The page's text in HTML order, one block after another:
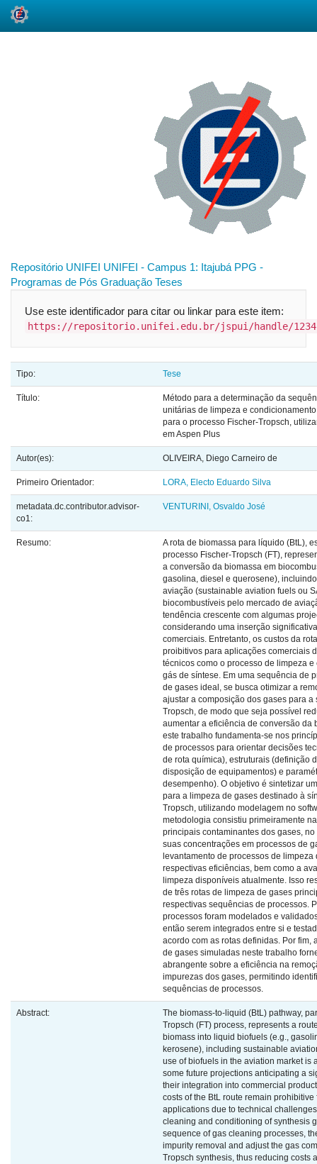
Repositório UNIFEI UNIFEI - Campus 1: Itajubá PPG -
Programas de Pós Graduação Teses
Use este identificador para citar ou linkar para este item:
https://repositorio.unifei.edu.br/jspui/handle/
Tipo: Tese
Título:
Método para a determinação da
unitárias de limpeza e
para o processo Fischer-Tropsch,
em Aspen Plus
Autor(es): OLIVEIRA, Diego Carneiro de
Primeiro Orientador: LORA, Electo Eduardo Silva
metadata.dc.contributor.advisor-
co1:
VENTURINI, Osvaldo José
Resumo:
A rota de biomassa para líquido (BtL),
processo Fischer-Tropsch (FT),
a conversão da biomassa em
gasolina, diesel e querosene),
aviação (sustainable aviation fuels ou
biocombustíveis pelo mercado de
tendência crescente com algumas
considerando uma inserção
comerciais. Entretanto, os custos da
proibitivos para aplicações comerciais
técnicos como o processo de limpeza
gás de síntese. Em uma sequência de
de gases ideal, se busca otimizar a
ajustar a composição dos gases para a
Tropsch, de modo que seja possível
aumentar a eficiência de conversão da
este trabalho fundamenta-se nos
de processos para orientar decisões
de rota química), estruturais (definição
disposição de equipamentos) e
desempenho). O objetivo é sintetizar
para a limpeza de gases destinado à
Tropsch, utilizando modelagem no
metodologia consistiu primeiramente
principais contaminantes dos gases,
suas concentrações em processos de
levantamento de processos de limpeza
respectivas eficiências, bem como a
limpeza disponíveis atualmente. Isso
de três rotas de limpeza de gases
respectivas sequências de processos.
processos foram modelados e
então serem integrados entre si e
acordo com as rotas definidas. Por fim,
de gases simuladas neste trabalho
abrangente sobre a eficiência na
impurezas dos gases, permitindo
sequências de processos.
Abstract:
The biomass-to-liquid (BtL) pathway,
Tropsch (FT) process, represents a
biomass into liquid biofuels (e.g.,
kerosene), including sustainable
use of biofuels in the aviation market is
some future projections anticipating a
their integration into commercial
costs of the BtL route remain prohibitive
applications due to technical
cleaning and conditioning of synthesis
sequence of gas cleaning processes,
impurity removal and adjust the gas
Tropsch synthesis, thus reducing costs